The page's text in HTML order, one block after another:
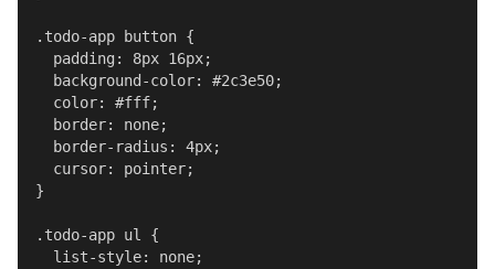
.todo-app button {
  padding: 8px 16px;
  background-color: #2c3e50;
  color: #fff;
  border: none;
  border-radius: 4px;
  cursor: pointer;
}
.todo-app ul {
  list-style: none;